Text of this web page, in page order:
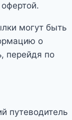
могут быть
о
перейдя по
путеводитель